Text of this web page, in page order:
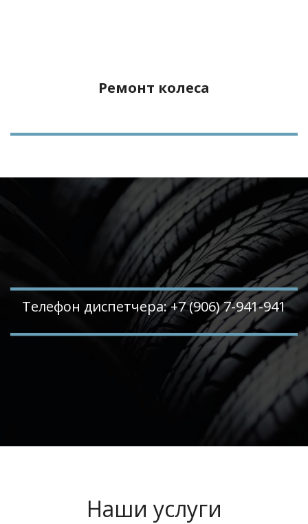
Ремонт колеса
Телефон диспетчера: +7 (906) 7-941-941
Наши услуги